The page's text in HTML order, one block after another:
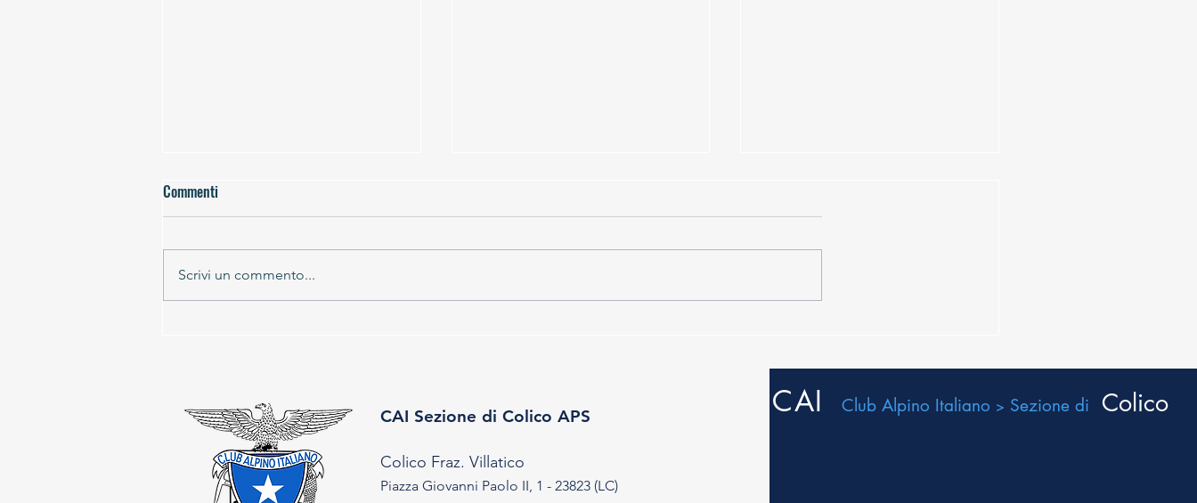
Commenti
Scrivi un commento...
CAI Sezione di Colico APS
Colico Fraz. Villatico
Piazza Giovanni Paolo II, 1 - 23823 (LC)
CAI Club Alpino Italiano > Sezione di Colico